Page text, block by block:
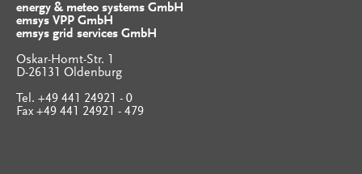
energy & meteo systems GmbH
emsys VPP GmbH
emsys grid services GmbH
Oskar-Homt-Str. 1
D-26131 Oldenburg
Tel. +49 441 24921 - 0
Fax +49 441 24921 - 479